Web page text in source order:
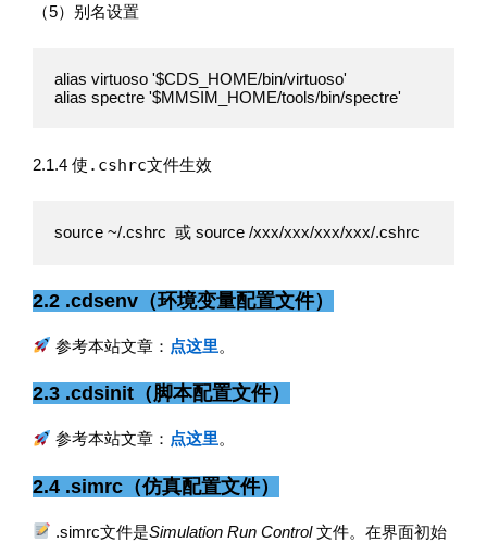
（5）别名设置
alias virtuoso '$CDS_HOME/bin/virtuoso'
alias spectre '$MMSIM_HOME/tools/bin/spectre'
2.1.4 使 .cshrc文件生效
source ~/.cshrc  或 source /xxx/xxx/xxx/xxx/.cshrc
2.2 .cdsenv（环境变量配置文件）
参考本站文章： 点这里。
2.3 .cdsinit（脚本配置文件）
参考本站文章： 点这里。
2.4 .simrc（仿真配置文件）
.simrc文件是Simulation Run Control文件。在界面初始